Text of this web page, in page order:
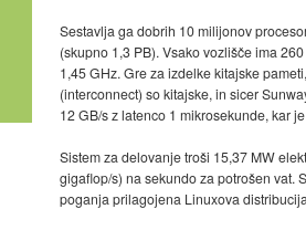
Sestavlja ga dobrih 10 milijonov
(skupno 1,3 PB). Vsako vozlišče ima
1,45 GHz. Gre za izdelke kitajske
(interconnect) so kitajske, in sicer
12 GB/s z latenco 1 mikrosekunde, kar
Sistem za delovanje troši 15,37 MW
gigaflop/s) na sekundo za potrošen vat.
poganja prilagojena Linuxova